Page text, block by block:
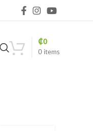
0 items
₡0